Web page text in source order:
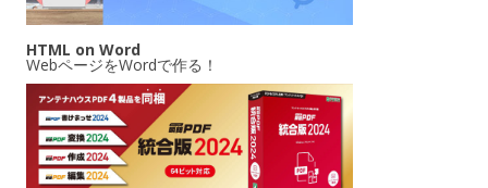
HTML on Word
WebページをWordで作る！